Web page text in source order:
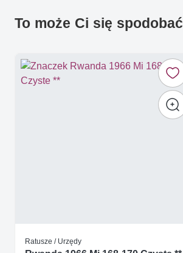
To może Ci się spodobać
Ratusze / Urzędy